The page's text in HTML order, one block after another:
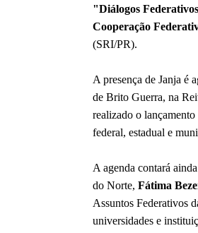
"Diálogos
Cooperação
(SRI/PR).
A presença de Janja é
de Brito Guerra, na
realizado o lançamento
federal, estadual e
A agenda contará
do Norte, Fátima
Assuntos Federativos
universidades e